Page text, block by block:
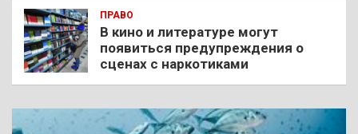
ПРАВО
В кино и литературе могут
появиться предупреждения о
сценах с наркотиками